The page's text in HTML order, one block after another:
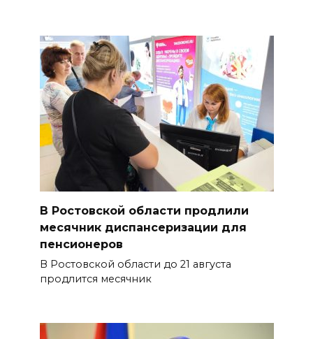
В Ростовской области продлили
месячник диспансеризации для
пенсионеров
В Ростовской области до 21 августа
продлится месячник